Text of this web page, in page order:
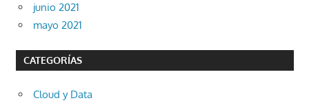
junio 2021
mayo 2021
CATEGORÍAS
Cloud y Data